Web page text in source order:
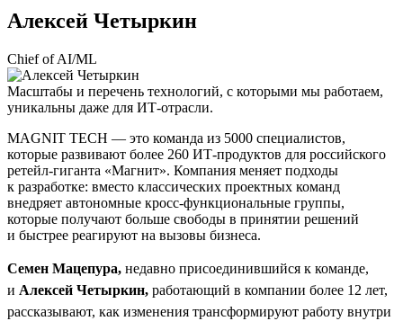
Алексей Четыркин
Chief of AI/ML
Масштабы и перечень технологий, с которыми мы работаем,
уникальны даже для ИТ-отрасли.
MAGNIT TECH — это команда из 5000 специалистов,
которые развивают более 260 ИТ-продуктов для российского
ретейл-гиганта «Магнит». Компания меняет подходы
к разработке: вместо классических проектных команд
внедряет автономные кросс-функциональные группы,
которые получают больше свободы в принятии решений
и быстрее реагируют на вызовы бизнеса.
Семен Мацепура, недавно присоединившийся к команде,
и Алексей Четыркин, работающий в компании более 12 лет,
рассказывают, как изменения трансформируют работу внутри